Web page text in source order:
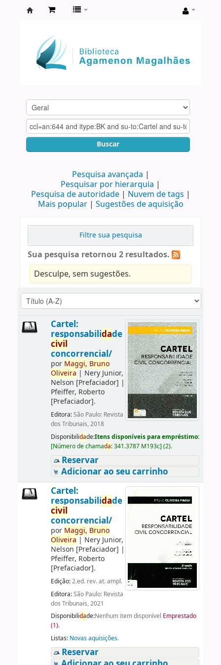
Agamenon
Magalhães
Buscar
Pesquisa avançada
Pesquisar por hierarquia
Pesquisa de autoridade
Nuvem de tags
Mais popular
Sugestões de aquisição
Filtre sua pesquisa
Sua pesquisa retornou 2 resultados.
Desculpe, sem sugestões.
Cartel:
responsabilidade
civil
concorrencial/
por Maggi, Bruno
Oliveira | Nery Junior,
Nelson [Prefaciador] |
Pfeiffer, Roberto
[Prefaciador].
Editora:São Paulo: Revista
dos Tribunais, 2018
Disponibilidade:Itens disponíveis para empréstimo:
[Número de chamada:341.3787 M193c] (2).
Reservar
Adicionar ao seu carrinho
Cartel:
responsabilidade
civil
concorrencial/
por Maggi, Bruno
Oliveira | Nery Junior,
Nelson [Prefaciador] |
Pfeiffer, Roberto
[Prefaciador].
Edição:2.ed. rev. at. ampl.
Editora:São Paulo: Revista
dos Tribunais, 2021
Disponibilidade:Nenhum item disponível Emprestado
(1).
Listas: Novas aquisições.
Reservar